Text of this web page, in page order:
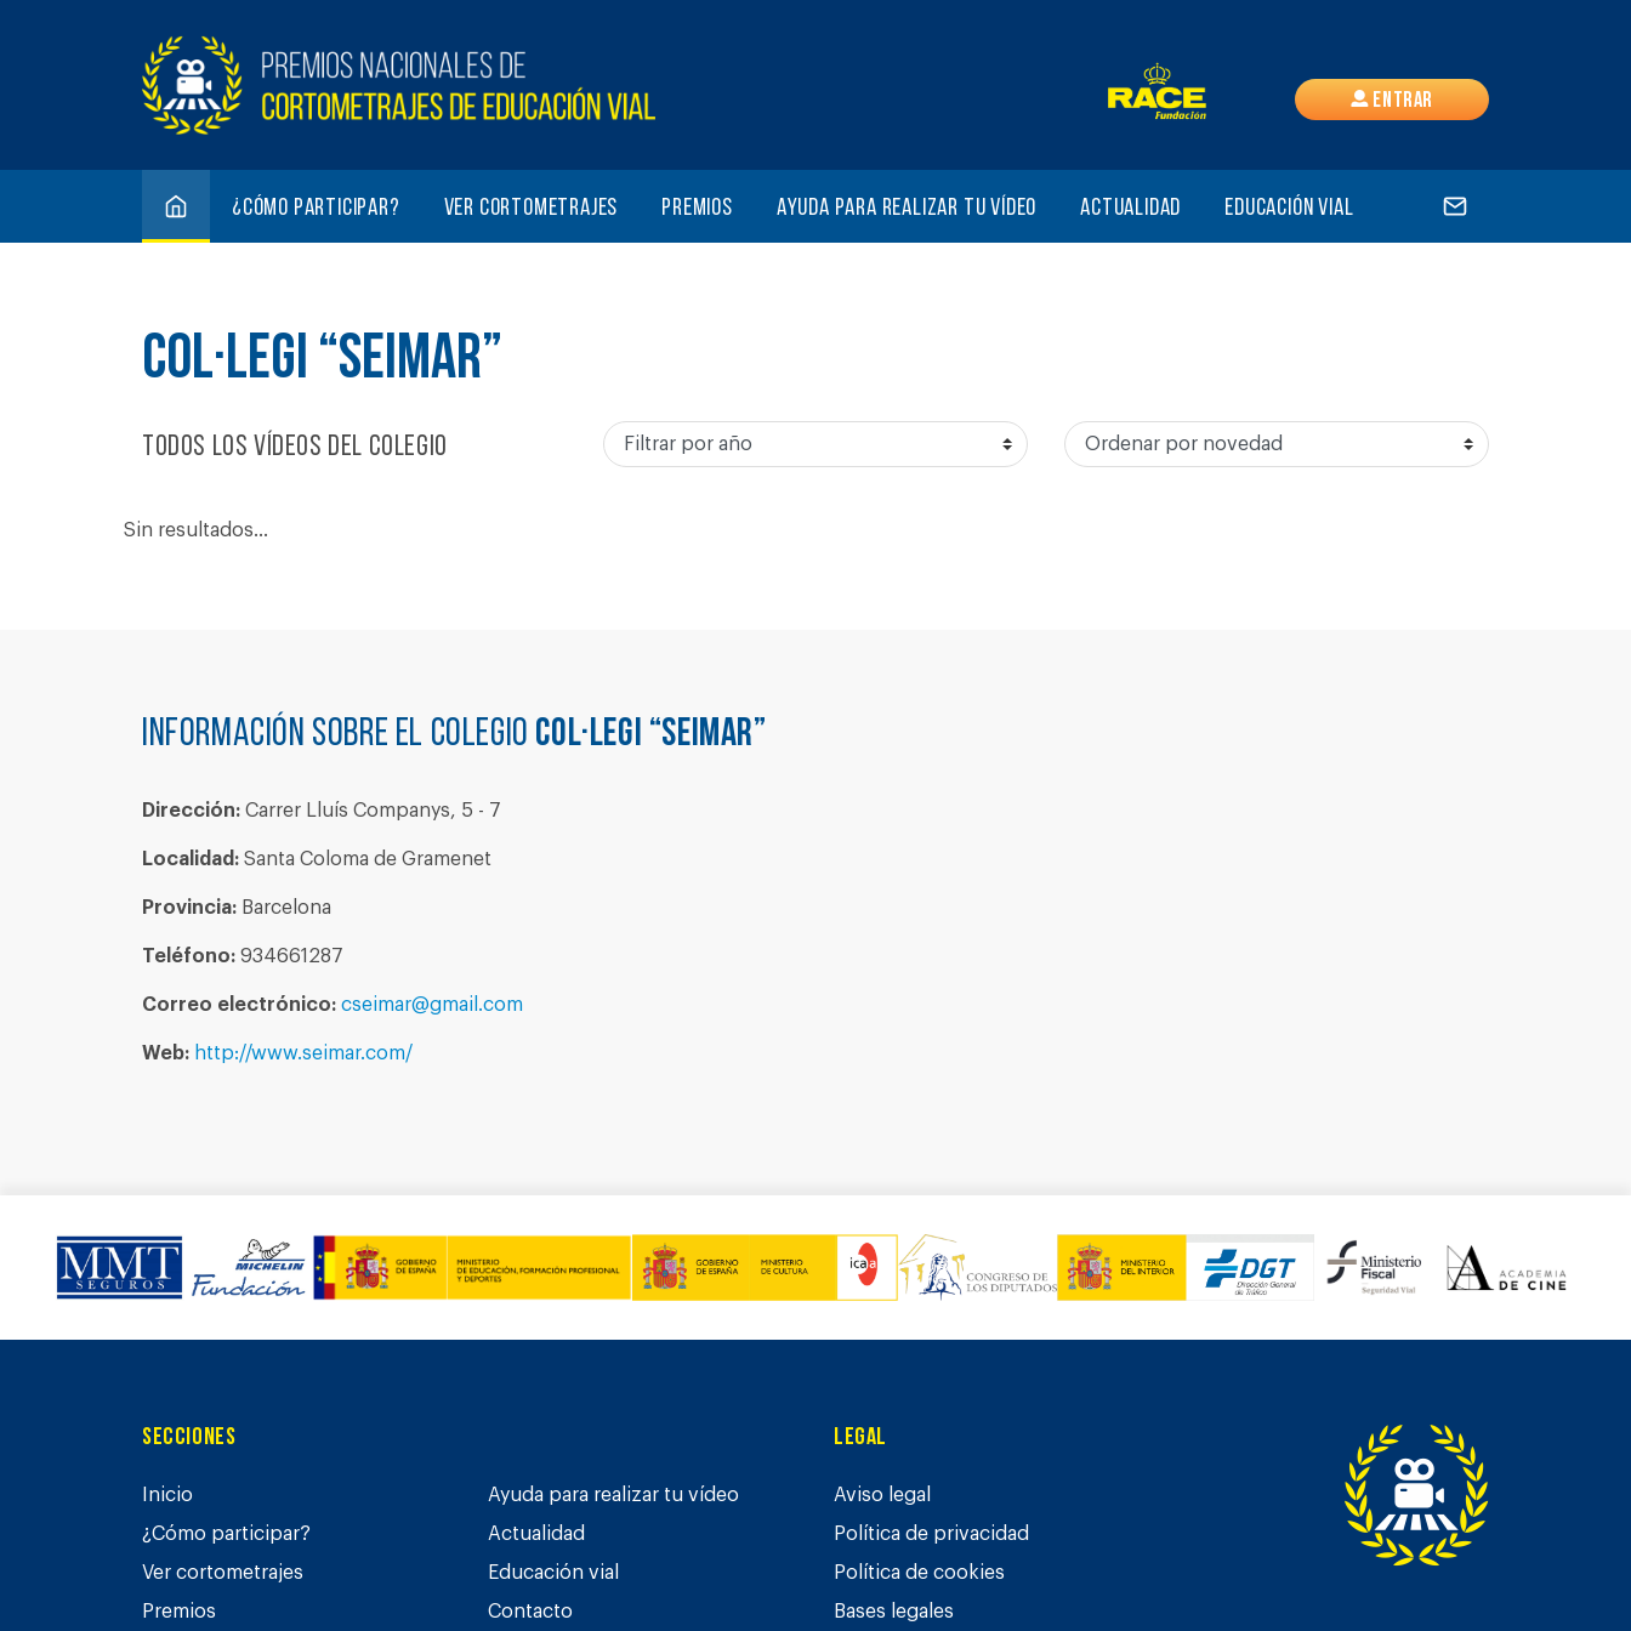
Entrar
¿Cómo participar? Ver cortometrajes Premios Ayuda para realizar tu vídeo Actualidad Educación vial
COL·LEGI “SEIMAR”
Todos los vídeos del colegio
Sin resultados...
Información sobre el colegio COL·LEGI “SEIMAR”
Dirección: Carrer Lluís Companys, 5 - 7
Localidad: Santa Coloma de Gramenet
Provincia: Barcelona
Teléfono: 934661287
Correo electrónico: cseimar@gmail.com
Web: http://www.seimar.com/
Secciones
Inicio
¿Cómo participar?
Ver cortometrajes
Premios
Ayuda para realizar tu vídeo
Actualidad
Educación vial
Contacto
Legal
Aviso legal
Política de privacidad
Política de cookies
Bases legales